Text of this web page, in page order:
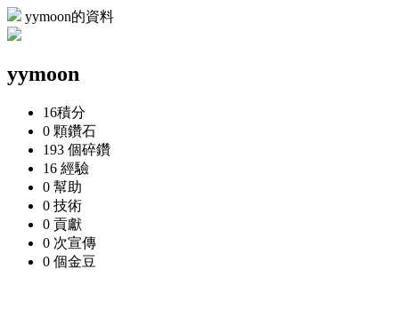
yymoon的資料
yymoon
16積分
0 顆鑽石
193 個碎鑽
16 經驗
0 幫助
0 技術
0 貢獻
0 次宣傳
0 個金豆